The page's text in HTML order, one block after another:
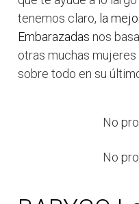
tenemos claro, la
Embarazadas nos
otras muchas mujeres
sobre todo en su
No
No